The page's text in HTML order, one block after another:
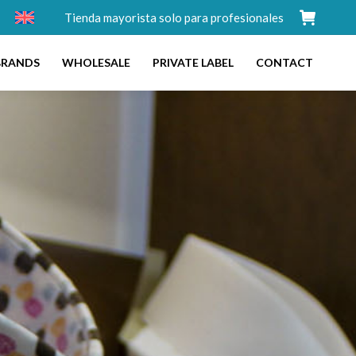
Tienda mayorista solo para profesionales
WHOLESALE PRIVATE LABEL CONTACT